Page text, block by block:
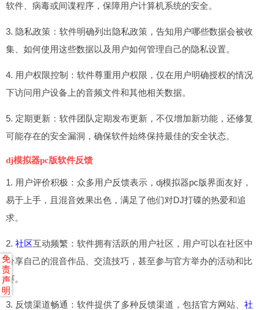
软件、病毒或间谍程序，保障用户计算机系统的安全。
3. 隐私政策：软件明确列出隐私政策，告知用户哪些数据会被收
集、如何使用这些数据以及用户如何管理自己的隐私设置。
4. 用户权限控制：软件尊重用户权限，仅在用户明确授权的情况
下访问用户设备上的音频文件和其他相关数据。
5. 定期更新：软件团队定期发布更新，不仅增加新功能，还修复
可能存在的安全漏洞，确保软件始终保持最佳的安全状态。
dj模拟器pc版软件反馈
1. 用户评价积极：众多用户反馈表示，dj模拟器pc版界面友好，
易于上手，且混音效果出色，满足了他们对DJ打碟的热爱和追
求。
2. 社区互动频繁：软件拥有活跃的用户社区，用户可以在社区中
分享自己的混音作品、交流技巧，甚至参与官方举办的活动和比
赛。
3. 反馈渠道畅通：软件提供了多种反馈渠道，包括官方网站、 社
免
责
声
明